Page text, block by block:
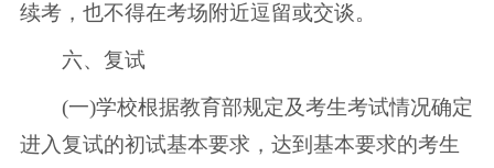
续考，也不得在考场附近逗留或交谈。
六、复试
(一)学校根据教育部规定及考生考试情况确定
进入复试的初试基本要求，达到基本要求的考生